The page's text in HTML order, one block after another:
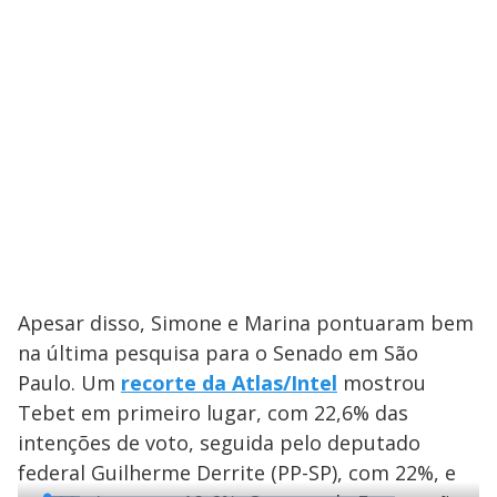
Apesar disso, Simone e Marina pontuaram bem
na última pesquisa para o Senado em São
Paulo. Um recorte da Atlas/Intel mostrou
Tebet em primeiro lugar, com 22,6% das
intenções de voto, seguida pelo deputado
federal Guilherme Derrite (PP-SP), com 22%, e